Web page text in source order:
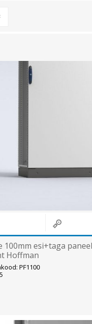
IP20
100mm esi+taga
Hoffman
PF1100